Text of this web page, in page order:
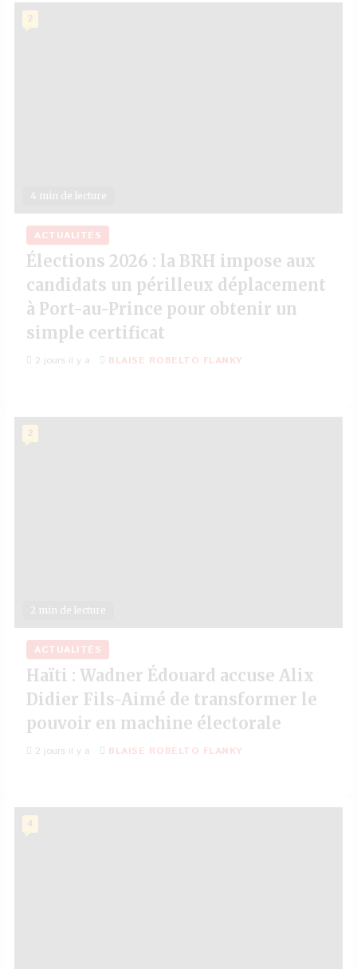
4 min de lecture
2
ACTUALITÉS
Élections 2026 : la BRH impose aux
candidats un périlleux déplacement
à Port-au-Prince pour obtenir un
simple certificat
2 jours il y a BLAISE ROBELTO FLANKY
2 min de lecture
2
ACTUALITÉS
Haïti : Wadner Édouard accuse Alix
Didier Fils-Aimé de transformer le
pouvoir en machine électorale
2 jours il y a BLAISE ROBELTO FLANKY
4